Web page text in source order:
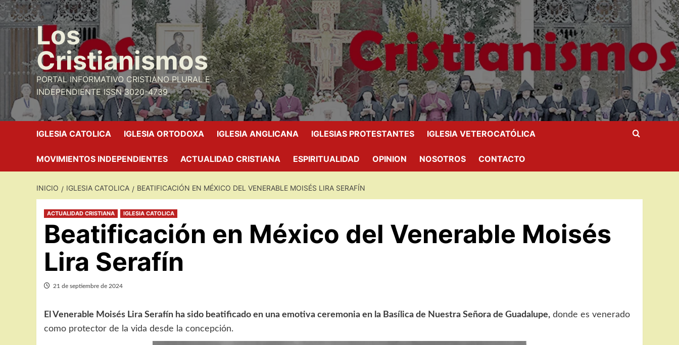
Saltar
al
contenido Los
Cristianismos
PORTAL INFORMATIVO CRISTIANO PLURAL E
INDEPENDIENTE ISSN 3020-4739
IGLESIA CATOLICA IGLESIA ORTODOXA IGLESIA ANGLICANA IGLESIAS PROTESTANTES IGLESIA VETEROCATÓLICA
MOVIMIENTOS INDEPENDIENTES ACTUALIDAD CRISTIANA ESPIRITUALIDAD OPINION NOSOTROS CONTACTO
INICIO IGLESIA CATOLICA BEATIFICACIÓN EN MÉXICO DEL VENERABLE MOISÉS LIRA SERAFÍN
ACTUALIDAD CRISTIANA IGLESIA CATOLICA
Beatificación en México del Venerable Moisés
Lira Serafín
21 de septiembre de 2024
El Venerable Moisés Lira Serafín ha sido beatificado en una emotiva ceremonia en la Basílica de Nuestra Señora de Guadalupe, donde es venerado
como protector de la vida desde la concepción.